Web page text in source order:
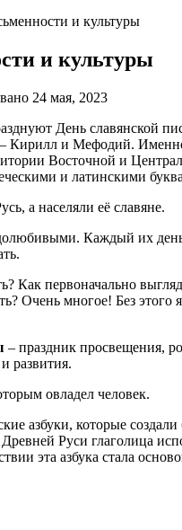
и культуры
и культуры
24 мая, 2023
День славянской
Кирилл и Мефодий.
Восточной и
и латинскими
а населяли её славяне.
Каждый их день
Как первоначально
Очень многое! Без
– праздник просвещения,
развития.
овладел человек.
азбуки, которые
Руси глаголица
эта азбука стала